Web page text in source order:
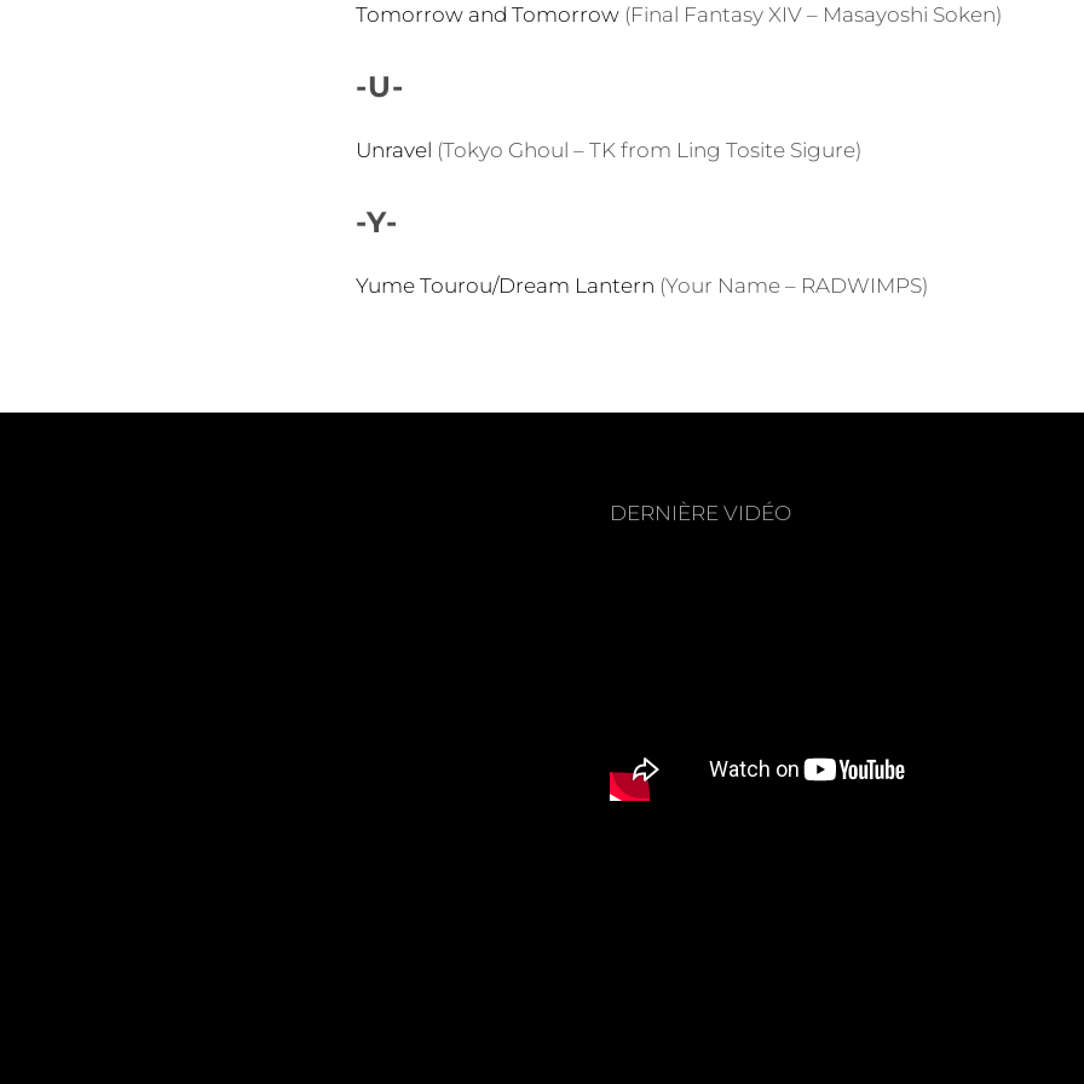
Tomorrow and Tomorrow (Final Fantasy XIV – Masayoshi Soken)
-U-
Unravel (Tokyo Ghoul – TK from Ling Tosite Sigure)
-Y-
Yume Tourou/Dream Lantern (Your Name – RADWIMPS)
DERNIÈRE VIDÉO